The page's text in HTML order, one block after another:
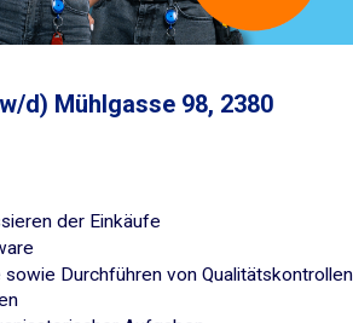
d) Mühlgasse 98, 2380
der Einkäufe
Durchführen von Qualitätskontrollen